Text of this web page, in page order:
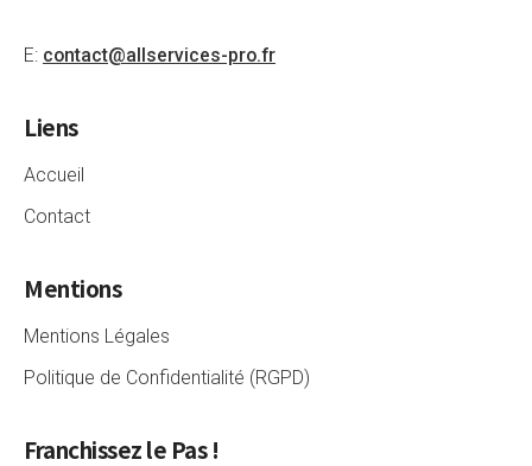
E: contact@allservices-pro.fr
Liens
Accueil
Contact
Mentions
Mentions Légales
Politique de Confidentialité (RGPD)
Franchissez le Pas !